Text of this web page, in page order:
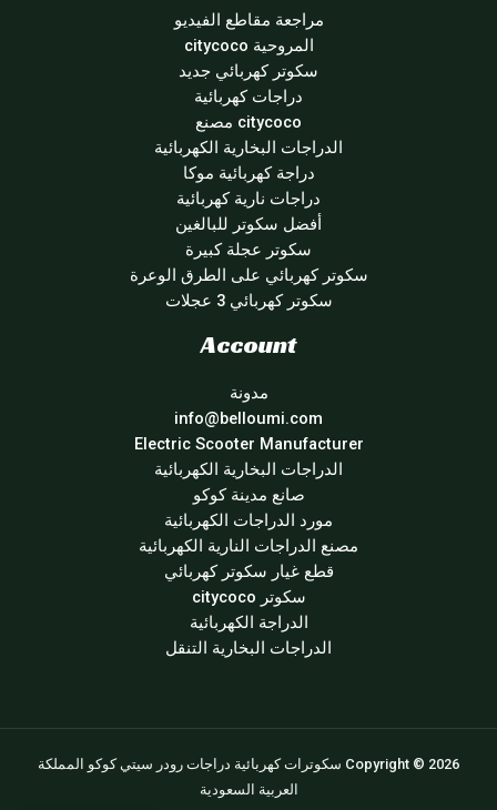
مراجعة مقاطع الفيديو
المروحية citycoco
سكوتر كهربائي جديد
دراجات كهربائية
citycoco مصنع
الدراجات البخارية الكهربائية
دراجة كهربائية موكا
دراجات نارية كهربائية
أفضل سكوتر للبالغين
سكوتر عجلة كبيرة
سكوتر كهربائي على الطرق الوعرة
سكوتر كهربائي 3 عجلات
Account
مدونة
info@belloumi.com
Electric Scooter Manufacturer
الدراجات البخارية الكهربائية
صانع مدينة كوكو
مورد الدراجات الكهربائية
مصنع الدراجات النارية الكهربائية
قطع غيار سكوتر كهربائي
سكوتر citycoco
الدراجة الكهربائية
الدراجات البخارية التنقل
Copyright © 2026 سكوترات كهربائية دراجات رودر سيتي كوكو المملكة
العربية السعودية